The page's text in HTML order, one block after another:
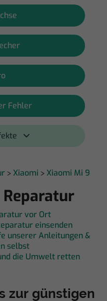
Fehler
> Xiaomi > Xiaomi Mi 9
vor Ort
einsenden
unserer Anleitungen &
selbst
die Umwelt retten
zur günstigen